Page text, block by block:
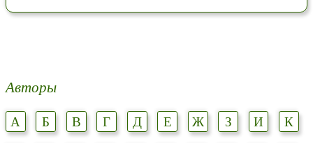
Авторы
А Б В Г Д Е Ж З И
К